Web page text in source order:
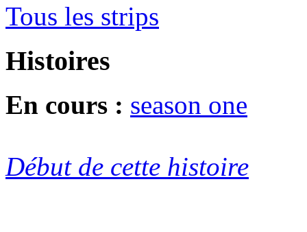
Tous les strips
Histoires
En cours : season one
Début de cette histoire